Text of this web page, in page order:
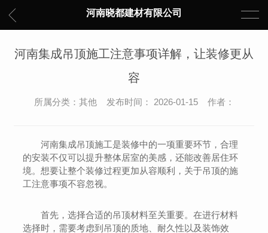
河南晓都建材有限公司
河南集成吊顶施工注意事项详解，让装修更从
容
所属分类：其他 发布时间： 2026-01-15 作者：
河南集成吊顶施工是装修中的一项重要环节，合理
的安装不仅可以提升整体居室的美感，还能改善居住环
境。想要让整个装修过程更加从容顺利，关于吊顶的施
工注意事项不容忽视。
首先，选择合适的吊顶材料至关重要。在进行材料
选择时，需要考虑到吊顶的质地、耐久性以及装饰效